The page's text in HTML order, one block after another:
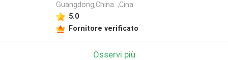
Guangdong,China. ,Cina
5.0
Fornitore verificato
Osservi più